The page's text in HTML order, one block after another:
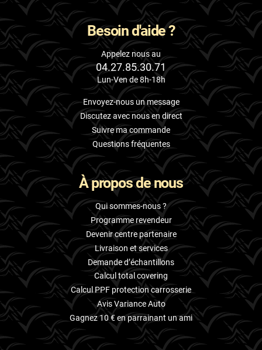
Smart
Ssangyong
Subaru
Tata
Toyota
Volkswagen
Volvo
Besoin d'aide ?
Appelez nous au
04.27.85.30.71
Lun-Ven de 8h-18h
Envoyez-nous un message
Discutez avec nous en direct
Suivre ma commande
Questions fréquentes
À propos de nous
Qui sommes-nous ?
Programme revendeur
Devenir centre partenaire
Livraison et services
Demande d’échantillons
Calcul total covering
Calcul PPF protection carrosserie
Avis Variance Auto
Gagnez 10 € en parrainant un ami